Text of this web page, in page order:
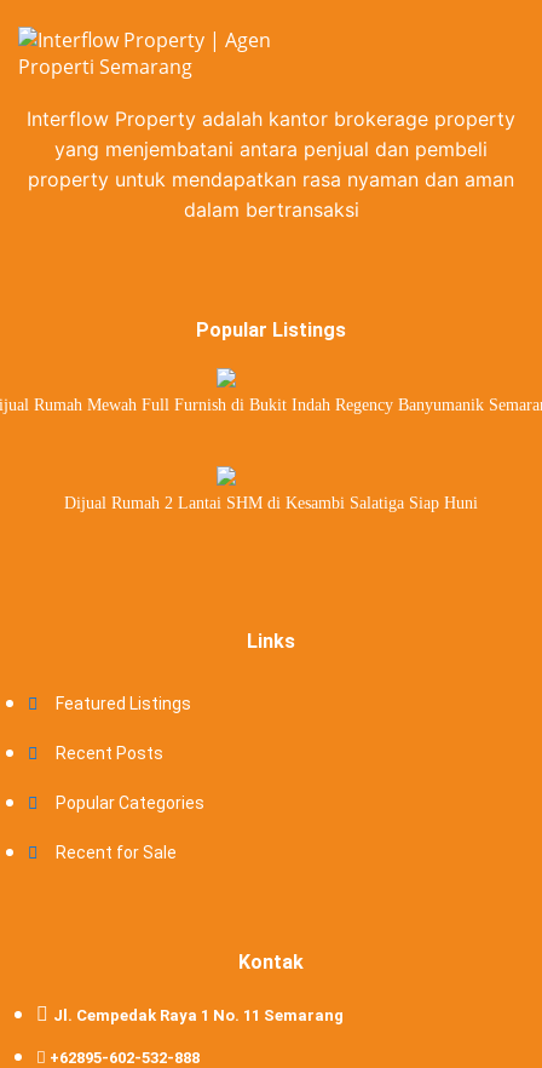
Interflow Property adalah kantor brokerage property
yang menjembatani antara penjual dan pembeli
property untuk mendapatkan rasa nyaman dan aman
dalam bertransaksi
Popular Listings
Rumah Mewah Full Furnish di Bukit Indah Regency Banyumanik
Dijual Rumah 2 Lantai SHM di Kesambi Salatiga Siap Huni
Links
Featured Listings
Recent Posts
Popular Categories
Recent for Sale
Kontak
Jl. Cempedak Raya 1 No. 11 Semarang
+62895-602-532-888